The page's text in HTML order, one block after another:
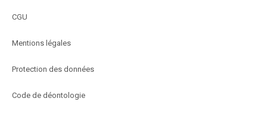
CGU
Mentions légales
Protection des données
Code de déontologie